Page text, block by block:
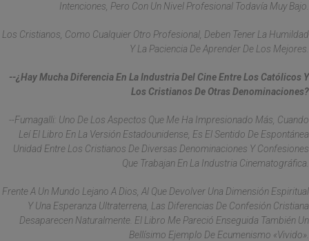
Intenciones, Pero Con Un Nivel Profesional Todavía Muy Bajo.
Los Cristianos, Como Cualquier Otro Profesional, Deben Tener La Humildad
Y La Paciencia De Aprender De Los Mejores.
--¿Hay Mucha Diferencia En La Industria Del Cine Entre Los Católicos Y
Los Cristianos De Otras Denominaciones?
--Fumagalli: Uno De Los Aspectos Que Me Ha Impresionado Más, Cuando
Leí El Libro En La Versión Estadounidense, Es El Sentido De Espontánea
Unidad Entre Los Cristianos De Diversas Denominaciones Y Confesiones
Que Trabajan En La Industria Cinematográfica.
Frente A Un Mundo Lejano A Dios, Al Que Devolver Una Dimensión Espiritual
Y Una Esperanza Ultraterrena, Las Diferencias De Confesión Cristiana
Desaparecen Naturalmente. El Libro Me Pareció Enseguida También Un
Bellísimo Ejemplo De Ecumenismo «vivido».